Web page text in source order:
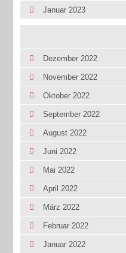
Januar 2023
Dezember 2022
November 2022
Oktober 2022
September 2022
August 2022
Juni 2022
Mai 2022
April 2022
März 2022
Februar 2022
Januar 2022